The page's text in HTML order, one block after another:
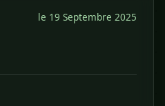
le 19 Septembre 2025